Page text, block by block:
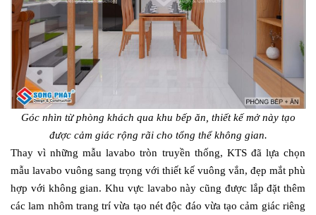
Góc nhìn từ phòng khách qua khu bếp ăn, thiết kế mở này tạo
được cảm giác rộng rãi cho tổng thể không gian.
Thay vì những mẫu lavabo tròn truyền thống, KTS đã lựa chọn
mẫu lavabo vuông sang trọng với thiết kế vuông vắn, đẹp mắt phù
hợp với không gian. Khu vực lavabo này cũng được lắp đặt thêm
các lam nhôm trang trí vừa tạo nét độc đáo vừa tạo cảm giác riêng